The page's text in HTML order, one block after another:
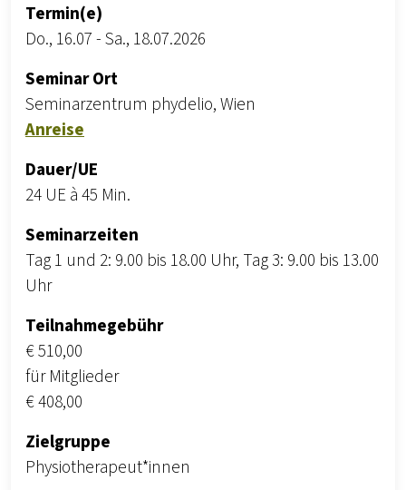
Termin(e)
Do., 16.07-Sa., 18.07.2026
Seminar Ort
Seminarzentrum phydelio, Wien
Anreise
Dauer/UE
24 UE à 45 Min.
Seminarzeiten
Tag 1 und 2: 9.00 bis 18.00 Uhr, Tag 3: 9.00 bis 13.00
Uhr
Teilnahmegebühr
€ 510,00
für Mitglieder
€ 408,00
Zielgruppe
Physiotherapeut*innen